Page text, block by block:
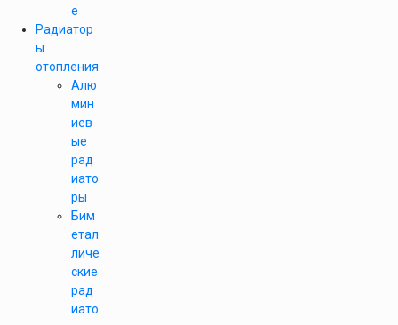
е
Радиатор
ы
отопления
Алю
мин
иев
ые
рад
иато
ры
Бим
етал
личе
ские
рад
иато